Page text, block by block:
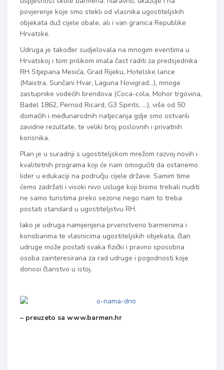
povjerenje koje smo stekli od vlasnika ugostiteljskih
objekata duž cijele obale, ali i van granica Republike
Hrvatske.
Udruga je također sudjelovala na mnogim eventima u
Hrvatskoj i tom prilikom imala čast raditi za predsjednika
RH Stjepana Mesića, Grad Rijeku, Hotelske lance
(Maistra, Sunčani Hvar, Laguna Novigrad…), mnoge
zastupnike vodećih brendova (Coca-cola, Mohor trgovina,
Badel 1862, Pernod Ricard, G3 Spirits, …), više od 50
domaćih i međunarodnih natjecanja gdje smo ostvarili
zavidne rezultate, te veliki broj poslovnih i privatnih
korisnika.
Plan je u suradnji s ugostiteljskom mrežom razvoj novih i
kvalitetnih programa koji će nam omogućiti da ostanemo
lider u edukaciji na području cijele države. Samim time
ćemo zadržati i visoki nivo usluge koji bismo trebali nuditi
ne samo turistima preko sezone nego nam to treba
postati standard u ugostiteljstvu RH.
Iako je udruga namijenjena prvenstveno barmenima i
konobarima te vlasnicima ugostiteljskih objekata, član
udruge može postati svaka fizički i pravno sposobna
osoba zainteresirana za rad udruge i pogodnosti koje
donosi članstvo u istoj.
– preuzeto sa www.barmen.hr